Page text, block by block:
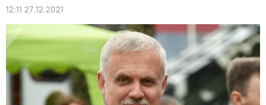
12:11 27.12.2021